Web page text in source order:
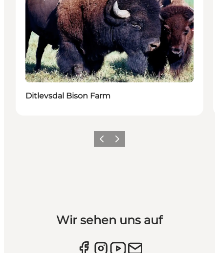
Ditlevsdal Bison Farm
Vorherige Folie
Nächste Folie
Wir sehen uns auf